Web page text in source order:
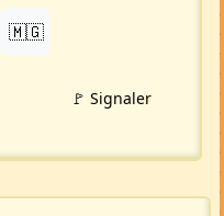
🇲🇬
🚩 Signaler